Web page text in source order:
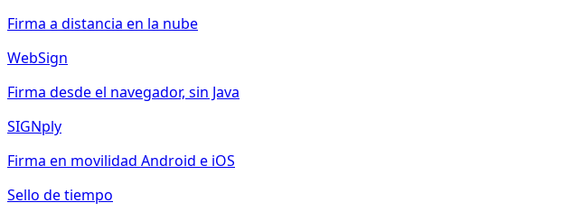
Firma a distancia en la nube
WebSign
Firma desde el navegador, sin Java
SIGNply
Firma en movilidad Android e iOS
Sello de tiempo